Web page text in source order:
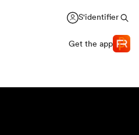
S'identifier
Get the app